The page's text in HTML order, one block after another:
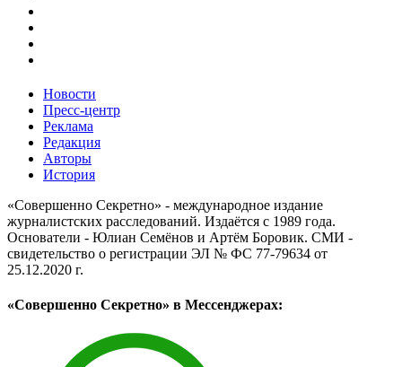
Новости
Пресс-центр
Реклама
Редакция
Авторы
История
«Совершенно Секретно» - международное издание
журналистских расследований. Издаётся с 1989 года.
Основатели - Юлиан Семёнов и Артём Боровик. CМИ -
свидетельство о регистрации ЭЛ № ФС 77-79634 от
25.12.2020 г.
«Совершенно Секретно» в Мессенджерах: